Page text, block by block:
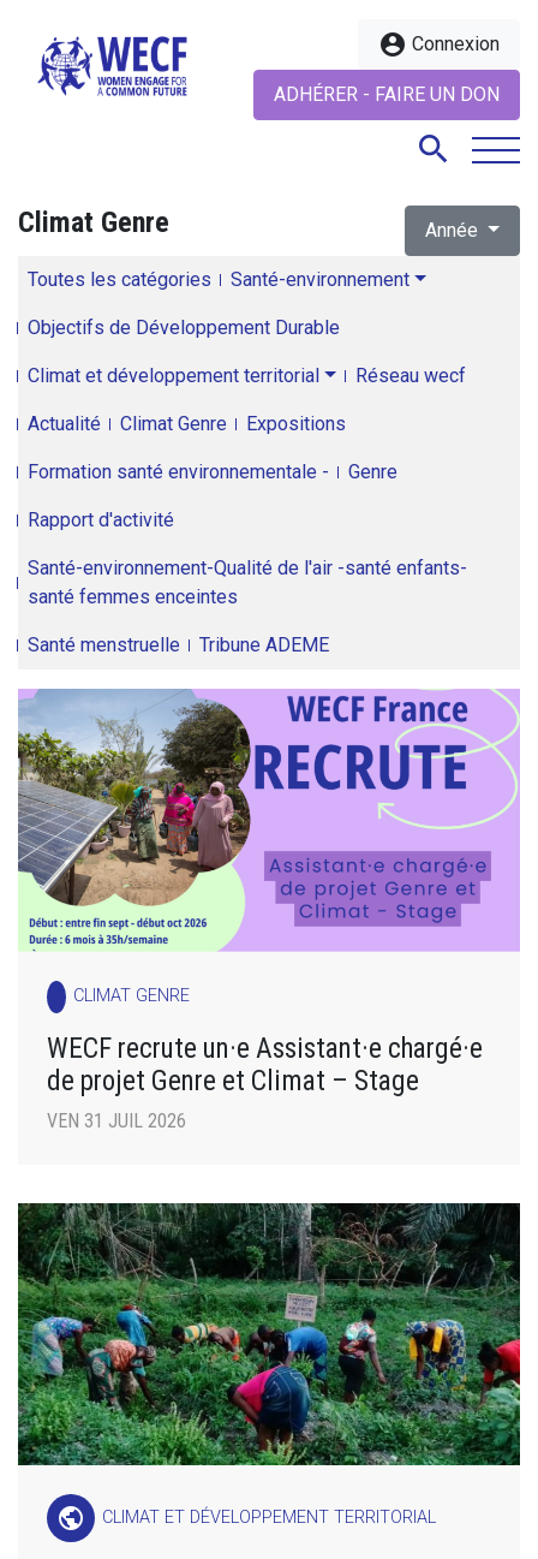
account_circle Connexion
ADHÉRER - FAIRE UN DON
search
Climat Genre Année
Toutes les catégories Santé-environnement
Objectifs de Développement Durable
Climat et développement territorial Réseau wecf
Actualité Climat Genre Expositions
Formation santé environnementale - Genre
Rapport d'activité
Santé-environnement-Qualité de l'air -santé enfants-
santé femmes enceintes
Santé menstruelle Tribune ADEME
CLIMAT GENRE
WECF recrute un·e Assistant·e chargé·e
de projet Genre et Climat – Stage
VEN 31 JUIL 2026
public CLIMAT ET DÉVELOPPEMENT TERRITORIAL